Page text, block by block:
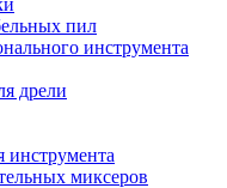
пил
инструмента
дрели
инструмента
миксеров